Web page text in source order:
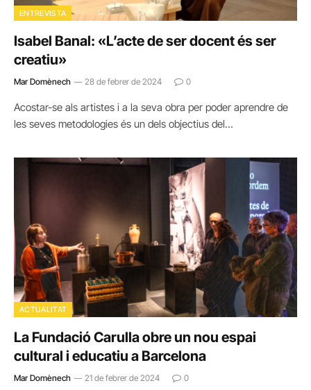
ENTREVISTA
Isabel Banal: «L’acte de ser docent és ser
creatiu»
Mar Domènech 28 de febrer de 2024 0
Acostar-se als artistes i a la seva obra per poder aprendre de
les seves metodologies és un dels objectius del…
ACTUALITAT
La Fundació Carulla obre un nou espai
cultural i educatiu a Barcelona
Mar Domènech 21 de febrer de 2024 0